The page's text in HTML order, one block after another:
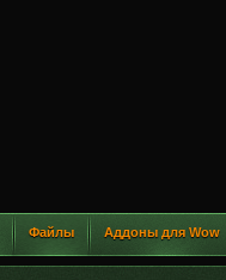
Файлы Аддоны для Wow